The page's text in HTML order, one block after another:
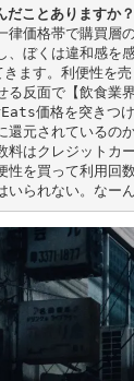
ことありますか？
律価格帯で購買
、ぼくは違和感を
ます。利便性を売
る反面で【飲食業
価格を突きつ
還元されているの
料はクレジット
性を買って利用
いられない。なー